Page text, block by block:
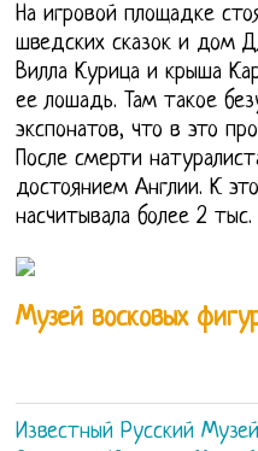
На игровой площадке
шведских сказок и дом
Вилла Курица и крыша
ее лошадь. Там такое
экспонатов, что в это
После смерти
достоянием Англии. К
насчитывала более 2 тыс.
Музей восковых
Известный Русский Музей